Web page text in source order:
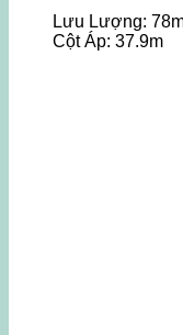
Lưu Lượng:
Cột Áp: 37.9m